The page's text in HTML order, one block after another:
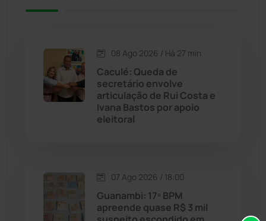
Candiba
Cândido Sales (121)
Caturama
08 Ago 2026 / Há 27 min
Caculé: Queda de
secretário envolve
articulação de Rui Costa e
Ivana Bastos por apoio
eleitoral
07 Ago 2026 / 18:00
Guanambi: 17º BPM
apreende quase R$ 3 mil